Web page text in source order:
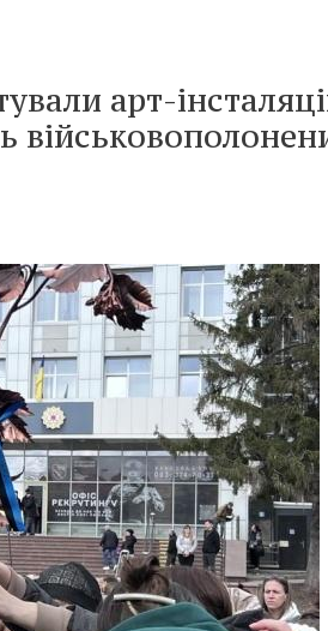
арт-